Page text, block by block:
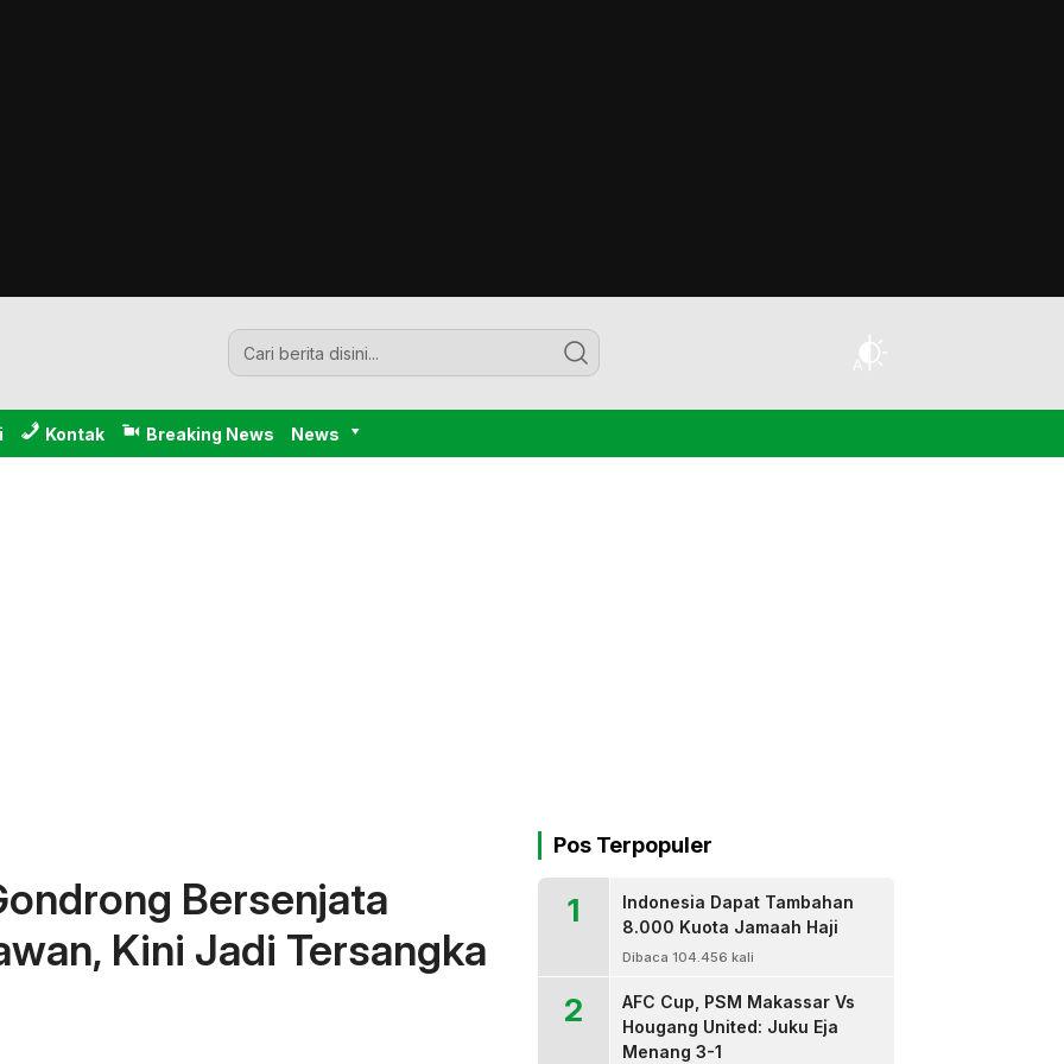
Kontak Breaking News News
Bersenjata
Kini Jadi Tersangka
Pos Terpopuler
1
Indonesia Dapat Tambahan
8.000 Kuota Jamaah Haji
Dibaca 104.456 kali
2
AFC Cup, PSM Makassar Vs
Hougang United: Juku Eja
Menang 3-1